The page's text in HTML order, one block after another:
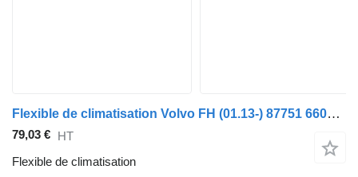
Flexible de climatisation Volvo FH (01.13-) 87751 6605005 pour tracteur routier Volvo FH, FM, FMX-4 series (2013-)
79,03 € HT
Flexible de climatisation